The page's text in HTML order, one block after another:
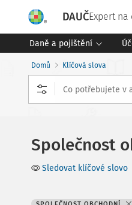
DAUČExpert
Daně a pojištění
Domů Klíčová slova
Společnost
Sledovat klíčové slovo